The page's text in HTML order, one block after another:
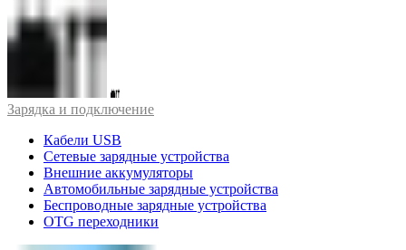
Зарядка и подключение
Кабели USB
Сетевые зарядные устройства
Внешние аккумуляторы
Автомобильные зарядные устройства
Беспроводные зарядные устройства
OTG переходники